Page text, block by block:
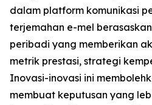
dalam platform komunikasi
terjemahan e-mel
peribadi yang memberikan
metrik prestasi, strategi
Inovasi-inovasi ini
membuat keputusan yang